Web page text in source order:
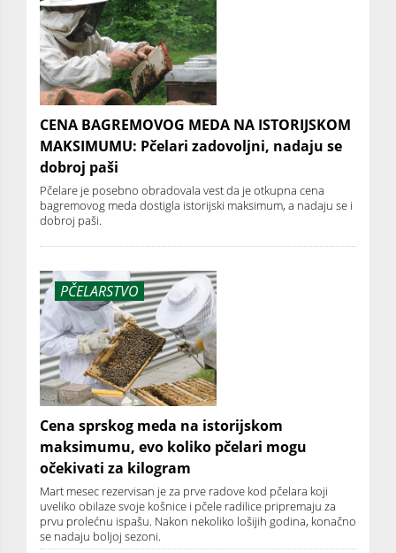
CENA BAGREMOVOG MEDA NA ISTORIJSKOM
MAKSIMUMU: Pčelari zadovoljni, nadaju se
dobroj paši
Pčelare je posebno obradovala vest da je otkupna cena
bagremovog meda dostigla istorijski maksimum, a nadaju se i
dobroj paši.
PČELARSTVO
Cena sprskog meda na istorijskom
maksimumu, evo koliko pčelari mogu
očekivati za kilogram
Mart mesec rezervisan je za prve radove kod pčelara koji
uveliko obilaze svoje košnice i pčele radilice pripremaju za
prvu prolećnu ispašu. Nakon nekoliko lošijih godina, konačno
se nadaju boljoj sezoni.